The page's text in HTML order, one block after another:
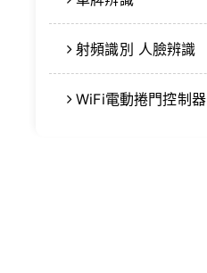
射頻識別 人臉辨識
WiFi電動捲門控制器